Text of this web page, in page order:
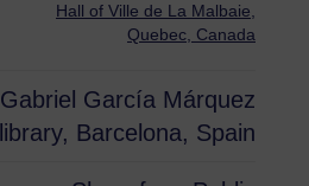
Hall of Ville de La Malbaie,
Quebec, Canada
Gabriel García Márquez
library, Barcelona, Spain